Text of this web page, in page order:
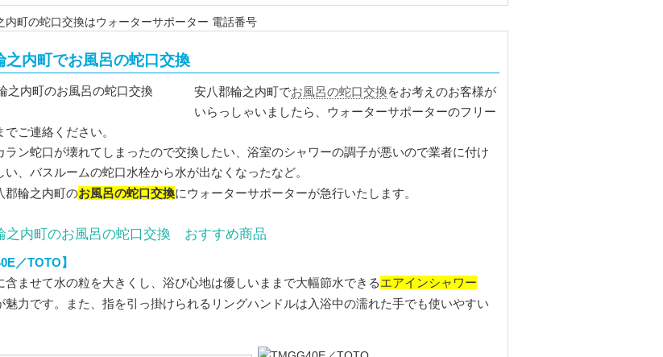
之内町でお風呂の蛇口交換
安八郡輪之内町でお風呂の蛇口交換をお考えのお客様が
いらっしゃいましたら、ウォーターサポーターのフリー
でご連絡ください。
ラン蛇口が壊れてしまったので交換したい、浴室のシャワーの調子が悪いので業者に付け
い、バスルームの蛇口水栓から水が出なくなったなど。
郡輪之内町のお風呂の蛇口交換にウォーターサポーターが急行いたします。
之内町のお風呂の蛇口交換 おすすめ商品
／TOTO】
含ませて水の粒を大きくし、浴び心地は優しいままで大幅節水できるエアインシャワー
魅力です。また、指を引っ掛けられるリングハンドルは入浴中の濡れた手でも使いやすい